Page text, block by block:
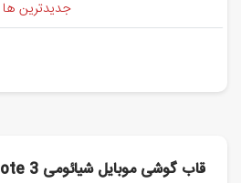
جدیدترین ها
قاب گوشی موبایل شیائومی Xiaomi Redmi Note 3